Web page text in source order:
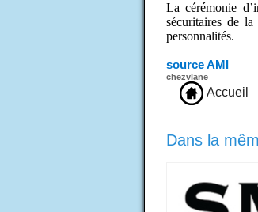
La cérémonie
sécuritaires de
personnalités.
source AMI
chezvlane
Accueil
Dans la